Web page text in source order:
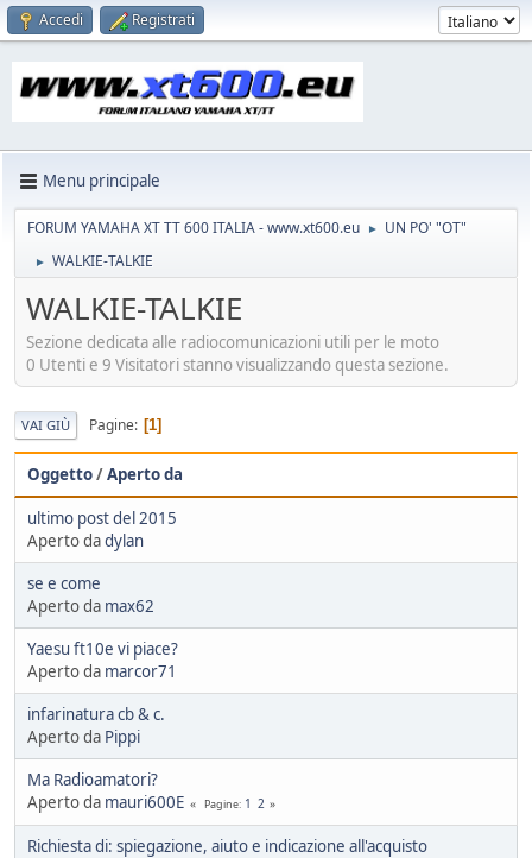
Accedi Registrati
Menu principale
FORUM YAMAHA XT TT 600 ITALIA - www.xt600.eu ► UN PO' "OT"
► WALKIE-TALKIE
WALKIE-TALKIE
Sezione dedicata alle radiocomunicazioni utili per le moto
0 Utenti e 9 Visitatori stanno visualizzando questa sezione.
VAI GIÙ Pagine 1
Oggetto/Aperto da
ultimo post del 2015
Aperto dadylan
se e come
Aperto da max62
Yaesu ft10e vi piace?
Aperto da marcor71
infarinatura cb & c.
Aperto da Pippi
Ma Radioamatori?
Aperto da mauri600E Pagine 1 2
Richiesta di: spiegazione, aiuto e indicazione all'acquisto